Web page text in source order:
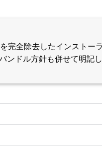
完全除去したインストー
ンドル方針も併せて明記